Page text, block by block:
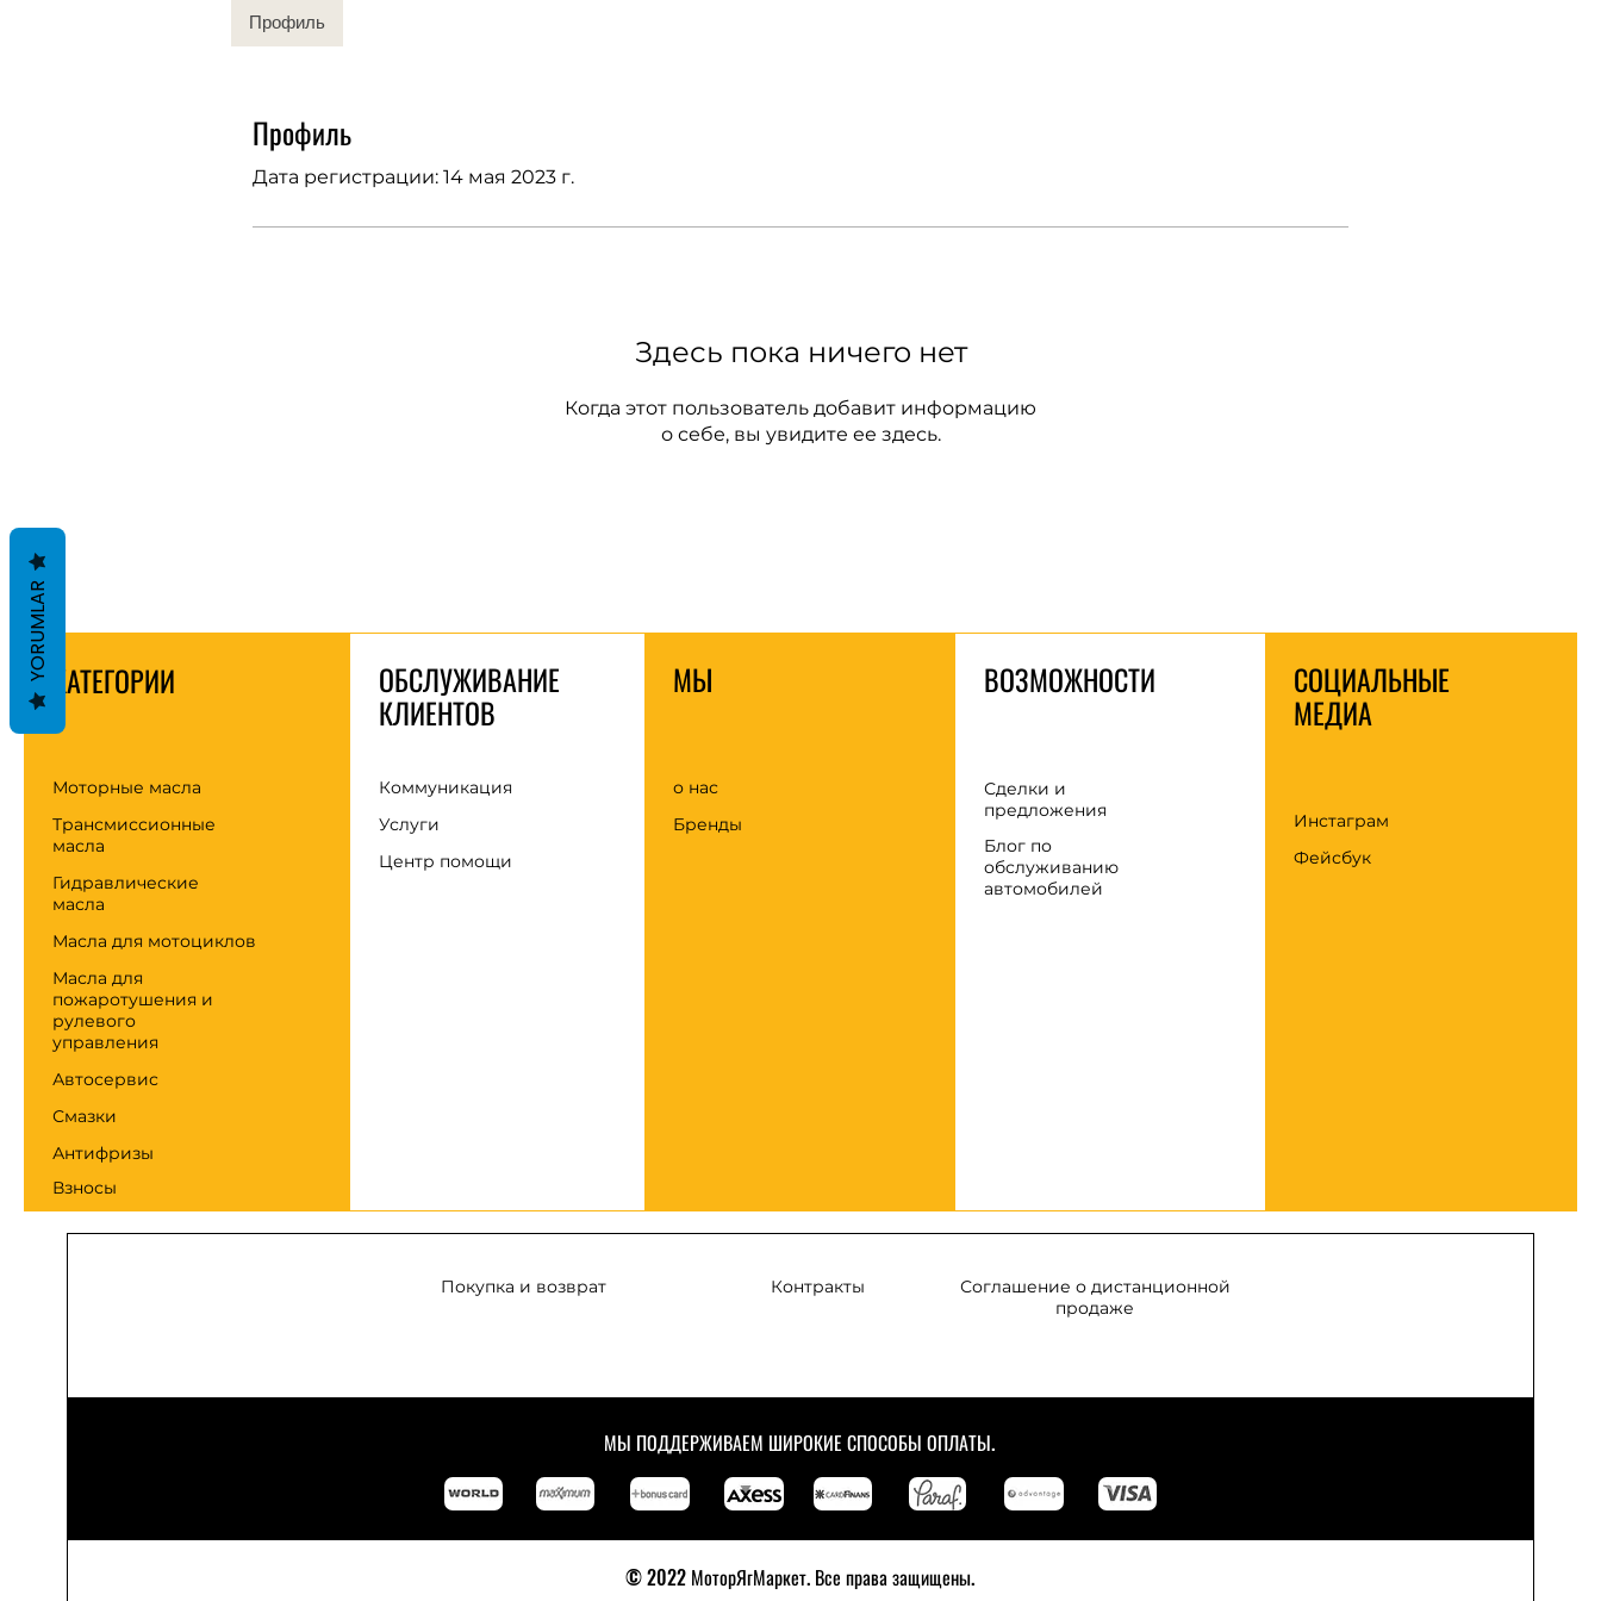
Профиль
Дата регистрации: 14 мая 2023 г.
Здесь пока ничего нет
Когда этот пользователь добавит информацию
о себе, вы увидите ее здесь.
Профиль
КАТЕГОРИИ
Моторные масла
Трансмиссионные
масла
Гидравлические
масла
Масла для мотоциклов
Масла для
пожаротушения и
рулевого
управления
Автосервис
Смазки
Антифризы
Взносы
ОБСЛУЖИВАНИЕ
КЛИЕНТОВ
Коммуникация
Услуги
Центр помощи
МЫ
о нас
Бренды
ВОЗМОЖНОСТИ
Сделки и
предложения
Блог по
обслуживанию
автомобилей
СОЦИАЛЬНЫЕ
МЕДИА
Инстаграм
Фейсбук
Покупка и возврат Контракты
Соглашение о дистанционной
продаже
МЫ ПОДДЕРЖИВАЕМ ШИРОКИЕ СПОСОБЫ ОПЛАТЫ.
© 2022 МоторЯгМаркет. Все права защищены.
YORUMLAR